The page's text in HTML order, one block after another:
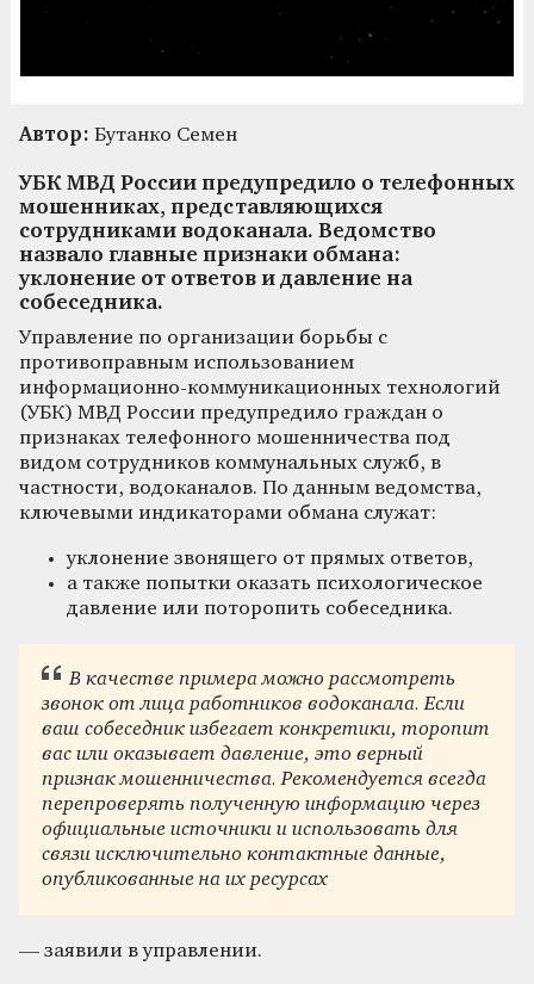
Автор: Бутанко Семен
УБК МВД России предупредило о телефонных
мошенниках, представляющихся
сотрудниками водоканала. Ведомство
назвало главные признаки обмана:
уклонение от ответов и давление на
собеседника.
Управление по организации борьбы с
противоправным использованием
информационно-коммуникационных технологий
(УБК) МВД России предупредило граждан о
признаках телефонного мошенничества под
видом сотрудников коммунальных служб, в
частности, водоканалов. По данным ведомства,
ключевыми индикаторами обмана служат:
уклонение звонящего от прямых ответов,
а также попытки оказать психологическое
давление или поторопить собеседника.
В качестве примера можно рассмотреть
звонок от лица работников водоканала. Если
ваш собеседник избегает конкретики, торопит
вас или оказывает давление, это верный
признак мошенничества. Рекомендуется всегда
перепроверять полученную информацию через
официальные источники и использовать для
связи исключительно контактные данные,
опубликованные на их ресурсах
— заявили в управлении.